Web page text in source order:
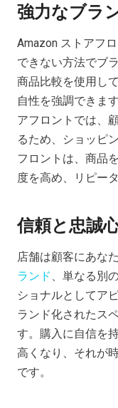
強力なブラ
Amazon ストアフ
できない方法でブ
商品比較を使用し
自性を強調できま
アフロントでは、
るため、ショッピ
フロントは、商品
度を高め、リピー
信頼と忠誠
店舗は顧客にあな
ランド 、単なる別
ショナルとしてア
ランド化されたス
す。購入に自信を
高くなり、それが
です。